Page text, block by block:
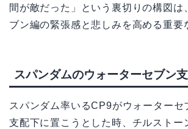
間が敵だった」という裏切りの構図は
ブン編の緊張感と悲しみを高める重要
スパンダムのウォーターセブン
スパンダム率いるCP9がウォーターセ
支配下に置こうとした時、チルストー